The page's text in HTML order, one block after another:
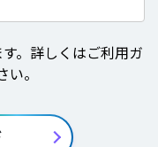
。詳しくはご利用ガ
い。